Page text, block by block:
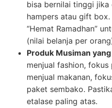
bisa bernilai tinggi
hampers atau gift
“Hemat Ramadhan”
(nilai belanja per
Produk Musiman
menjual fashion,
menjual makanan,
paket sembako.
etalase paling atas.